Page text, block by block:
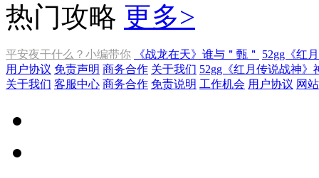
热门攻略 更多>
平安夜干什么？小编带你 《战龙在天》谁与＂甄＂ 52gg《红
用户协议 免责声明 商务合作 关于我们 52gg《红月传说战神》
关于我们 客服中心 商务合作 免责说明 工作机会 用户协议 网